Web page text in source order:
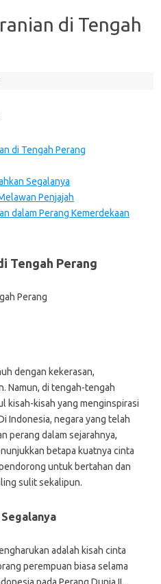
di Tengah
di Tengah Perang
Segalanya
Penjajah
dalam Perang Kemerdekaan
Tengah Perang
dengan kekerasan,
Namun, di tengah-tengah
kisah-kisah yang menginspirasi
Indonesia, negara yang telah
perang dalam sejarahnya,
betapa kuatnya cinta
untuk bertahan dan
sulit sekalipun.
adalah kisah cinta
perempuan biasa selama